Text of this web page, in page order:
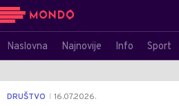
Naslovna Najnovije Info Sport
DRUŠTVO 16.07.2026.